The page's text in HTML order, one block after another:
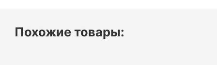
Похожие товары: